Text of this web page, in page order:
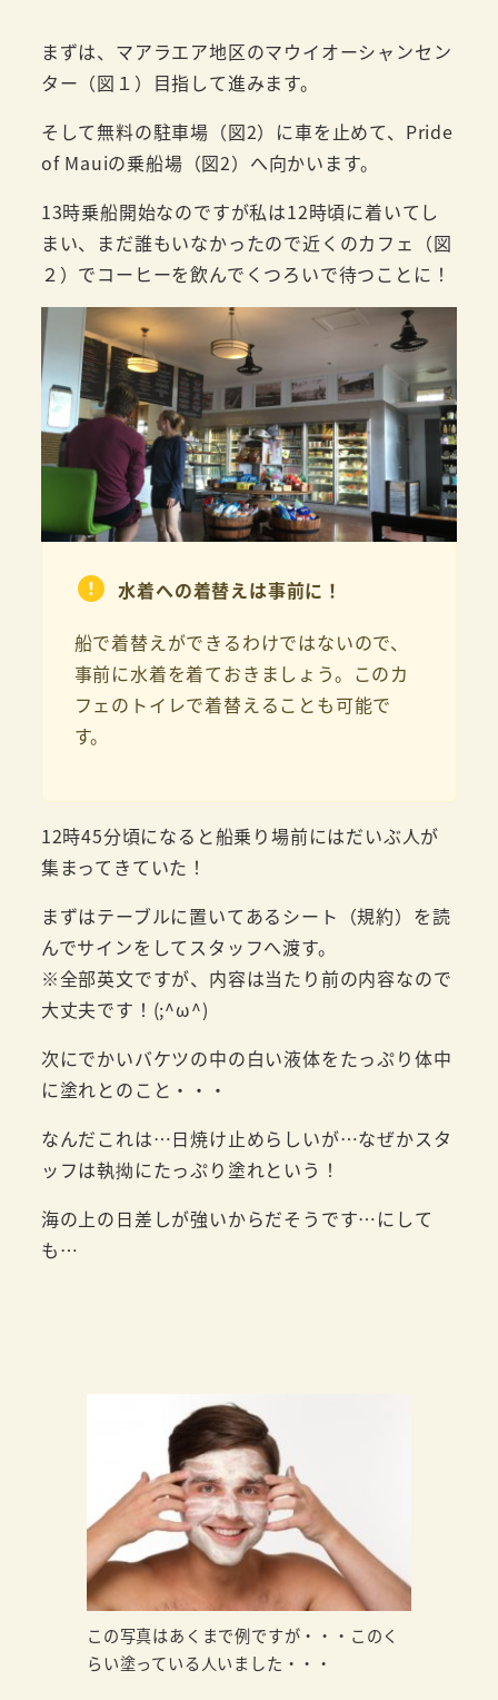
まずは、マアラエア地区のマウイオーシャンセン
ター（図１）目指して進みます。
そして無料の駐車場（図2）に車を止めて、Pride
of Mauiの乗船場（図2）へ向かいます。
13時乗船開始なのですが私は12時頃に着いてし
まい、まだ誰もいなかったので近くのカフェ（図
２）でコーヒーを飲んでくつろいで待つことに！
水着への着替えは事前に！
船で着替えができるわけではないので、
事前に水着を着ておきましょう。このカ
フェのトイレで着替えることも可能で
す。
12時45分頃になると船乗り場前にはだいぶ人が
集まってきていた！
まずはテーブルに置いてあるシート（規約）を読
んでサインをしてスタッフへ渡す。
※全部英文ですが、内容は当たり前の内容なので
大丈夫です！(;^ω^)
次にでかいバケツの中の白い液体をたっぷり体中
に塗れとのこと・・・
なんだこれは…日焼け止めらしいが…なぜかスタ
ッフは執拗にたっぷり塗れという！
海の上の日差しが強いからだそうです…にして
も…
この写真はあくまで例ですが・・・このく
らい塗っている人いました・・・